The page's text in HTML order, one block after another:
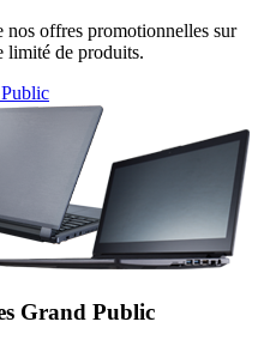
nos offres promotionnelles sur
limité de produits.
Grand Public